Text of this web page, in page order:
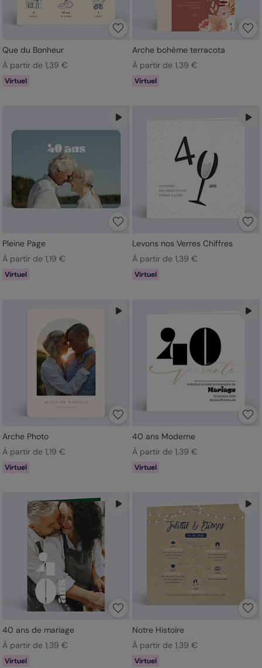
Que du Bonheur
À partir de 1,39 €
Virtuel
Arche bohème terracota
À partir de 1,39 €
Virtuel
Pleine Page
À partir de 1,19 €
Virtuel
Levons nos Verres Chiffres
À partir de 1,39 €
Virtuel
Arche Photo
À partir de 1,19 €
Virtuel
40 ans Moderne
À partir de 1,39 €
Virtuel
40 ans de mariage
À partir de 1,39 €
Virtuel
Notre Histoire
À partir de 1,39 €
Virtuel